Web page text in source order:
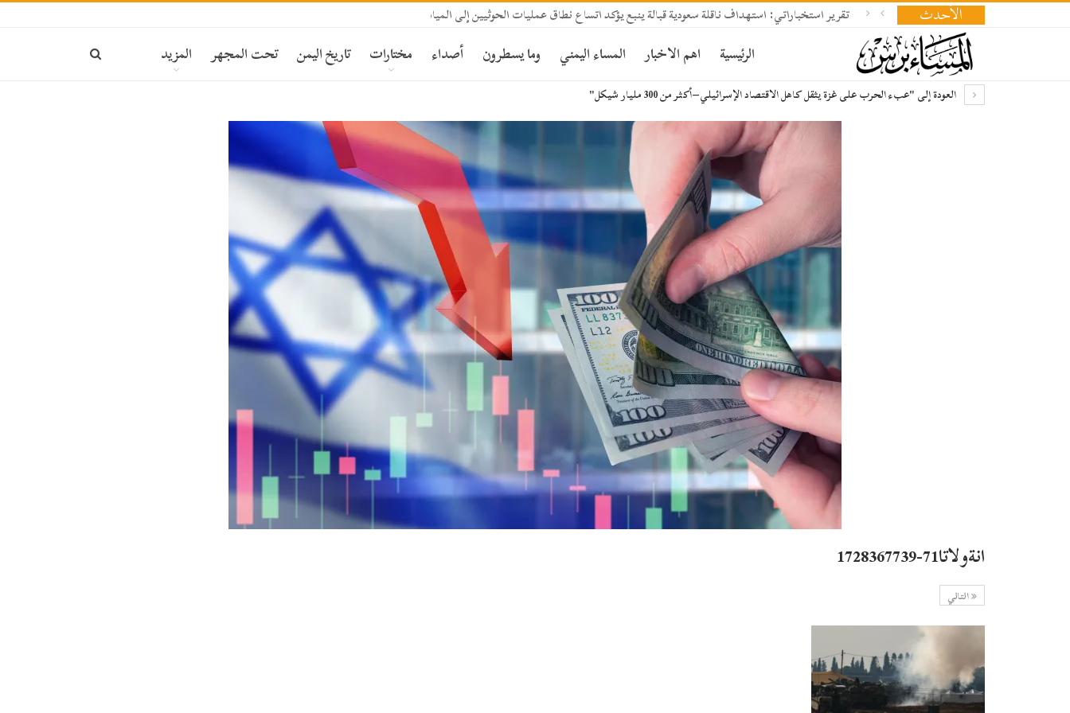
الأحدث تقرير استخباراتي: استهداف ناقلة سعودية قبالة ينبع يؤكد اتساع نطاق عمليات الحوثيين إلى المياه الإقليمية السعودية
الرئيسية اهم الاخبار المساء اليمني وما يسطرون أصداء مختارات تاريخ اليمن تحت المجهر المزيد
العودة إلى "عبء الحرب على غزة يثقل كاهل الاقتصاد الإسرائيلي–أكثر من 300 مليار شيكل"
انةولاتا71-1728367739
التالي